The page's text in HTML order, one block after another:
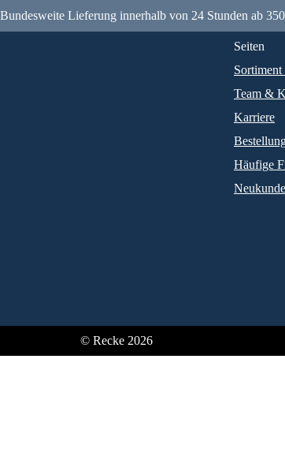
Bundesweite Lieferung innerhalb von 24 Stunden ab
Seiten
Team &
Karriere
Häufige
© Recke 2026